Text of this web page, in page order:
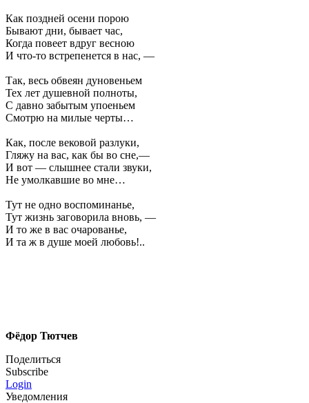
Как поздней осени порою
Бывают дни, бывает час,
Когда повеет вдруг весною
И что-то встрепенется в нас, —
Так, весь обвеян дуновеньем
Тех лет душевной полноты,
С давно забытым упоеньем
Смотрю на милые черты…
Как, после вековой разлуки,
Гляжу на вас, как бы во сне,—
И вот — слышнее стали звуки,
Не умолкавшие во мне…
Тут не одно воспоминанье,
Тут жизнь заговорила вновь, —
И то же в вас очарованье,
И та ж в душе моей любовь!..
Фёдор Тютчев
Поделиться
Subscribe
Login
Уведомления